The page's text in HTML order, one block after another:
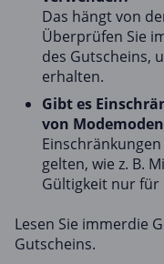
Das hängt von
Überprüfen Sie
des Gutscheins,
erhalten.
Gibt es
von
gelten, wie z. B.
Gültigkeit nur
Lesen Sie immerdie
Gutscheins.